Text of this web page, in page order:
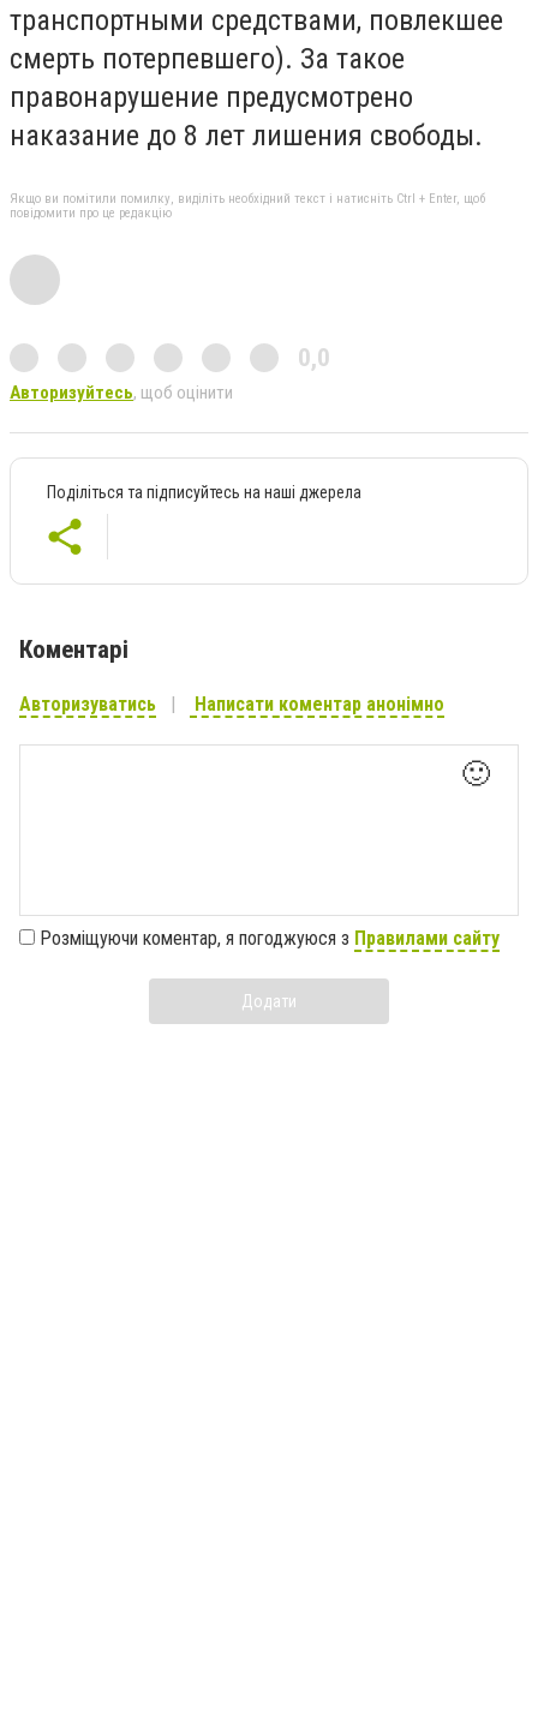
транспортными средствами, повлекшее
смерть потерпевшего). За такое
правонарушение предусмотрено
наказание до 8 лет лишения свободы.
Якщо ви помітили помилку, виділіть необхідний текст і натисніть Ctrl + Enter, щоб
повідомити про це редакцію
0,0
Авторизуйтесь, щоб оцінити
Поділіться та підписуйтесь на наші джерела
Коментарі
Авторизуватись Написати коментар анонімно
🙂
Розміщуючи коментар, я погоджуюся з Правилами сайту
Додати